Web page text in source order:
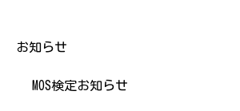
お知らせ
MOS検定お知らせ